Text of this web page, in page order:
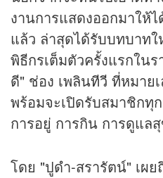
งานการแสดงออกมาให้
แล้ว ล่าสุดได้รับบทบาท
พิธีกรเต็มตัวครั้งแรกใน
ดี" ช่อง เพลินทีวี ที่หมาย
พร้อมจะเปิดรับสมาชิกทุ
การอยู่ การกิน การดูแล
โดย "ปูดำ-สรารัตน์" เผย